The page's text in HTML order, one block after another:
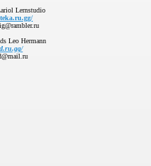
Lernstudio
Leo Hermann